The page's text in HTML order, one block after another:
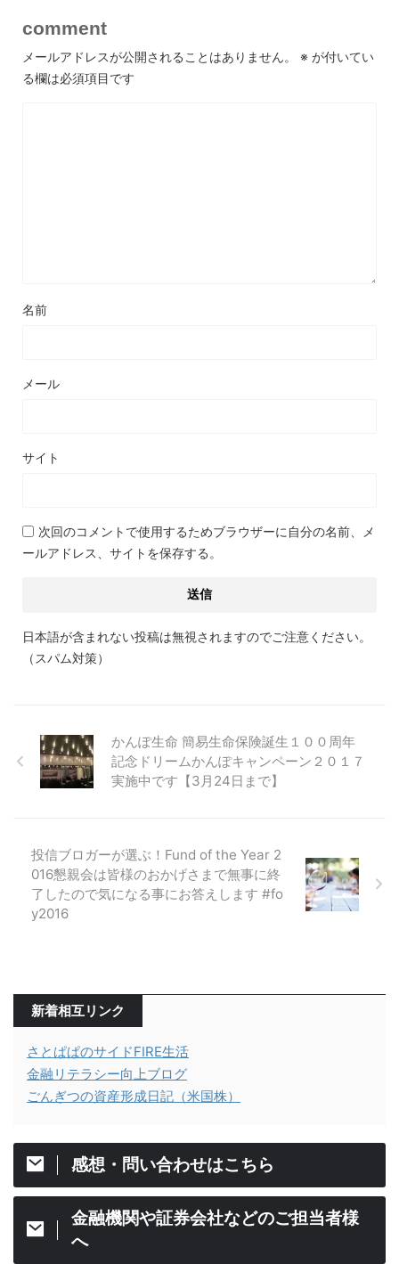
comment
メールアドレスが公開されることはありません。 ※ が付いてい
る欄は必須項目です
名前
メール
サイト
次回のコメントで使用するためブラウザーに自分の名前、メ
ールアドレス、サイトを保存する。
日本語が含まれない投稿は無視されますのでご注意ください。
（スパム対策）
かんぽ生命 簡易生命保険誕生１００周年
記念ドリームかんぽキャンペーン２０１７
実施中です【3月24日まで】
投信ブロガーが選ぶ！Fund of the Year 2
016懇親会は皆様のおかげさまで無事に終
了したので気になる事にお答えします #fo
y2016
新着相互リンク
さとぱぱのサイドFIRE生活
金融リテラシー向上ブログ
ごんぎつの資産形成日記（米国株）
感想・問い合わせはこちら
金融機関や証券会社などのご担当者様
へ